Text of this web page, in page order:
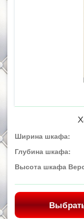
Ширина шкафа:
Глубина шкафа:
Высота шкафа